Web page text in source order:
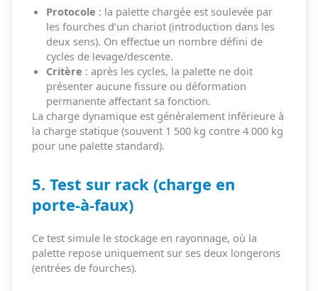
Protocole : la palette chargée est soulevée par
les fourches d’un chariot (introduction dans les
deux sens). On effectue un nombre défini de
cycles de levage/descente.
Critère : après les cycles, la palette ne doit
présenter aucune fissure ou déformation
permanente affectant sa fonction.
La charge dynamique est généralement inférieure à
la charge statique (souvent 1 500 kg contre 4 000 kg
pour une palette standard).
5. Test sur rack (charge en
porte-à-faux)
Ce test simule le stockage en rayonnage, où la
palette repose uniquement sur ses deux longerons
(entrées de fourches).